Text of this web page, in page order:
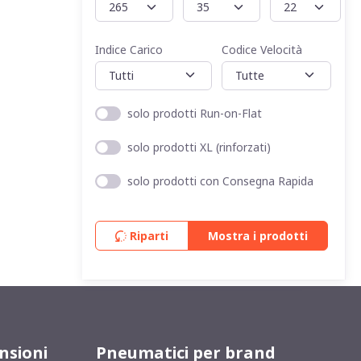
Indice Carico Codice Velocità
solo prodotti Run-on-Flat
solo prodotti XL (rinforzati)
solo prodotti con Consegna Rapida
Riparti Mostra i prodotti
Pneumatici per brand